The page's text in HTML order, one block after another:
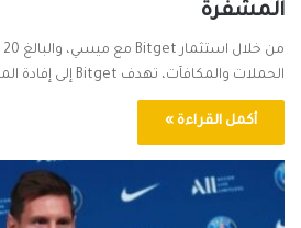
المشفرة
الحملات والمكافآت، تهدف Bitget إلى إفادة المستخدمين بمكافآت…
أكمل القراءة »